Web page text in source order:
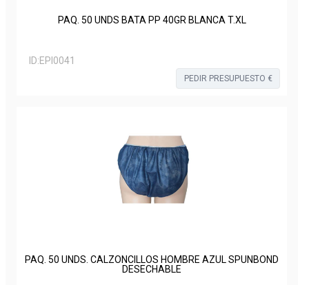
PAQ. 50 UNDS BATA PP 40GR BLANCA T.XL
ID:EPI0041
PEDIR PRESUPUESTO €
PAQ. 50 UNDS. CALZONCILLOS HOMBRE AZUL SPUNBOND
DESECHABLE